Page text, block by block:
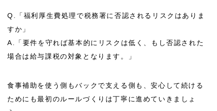
Q.
「福利厚生費処理で税務署に否認されるリスクはありま
すか」
A.
「要件を守れば基本的にリスクは低く、もし否認された
場合は給与課税の対象となります。」
食事補助を使う側もバックで支える側も、安心して続ける
ためにも最初のルールづくりは丁寧に進めていきましょ